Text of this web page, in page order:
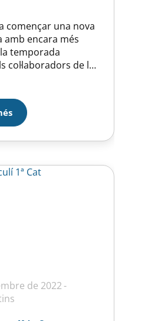
començar una nova
encara més
la temporada
col·laboradors de la
del vídeo és el
watch
de 2022